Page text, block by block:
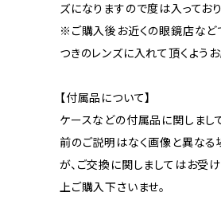
ズになりますので度は入っており
※ご購入後お近くの眼鏡店など
つきのレンズに入れて頂くようお
【付属品について】
ケースなどの付属品に関しまし
前のご説明はなく画像と異なる
が、ご交換に関しましてはお受
上ご購入下さいませ。